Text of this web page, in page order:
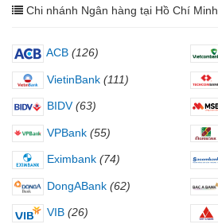
Chi nhánh Ngân hàng tại Hồ Chí Minh
ACB (126)
VietinBank (111)
BIDV (63)
VPBank (55)
Eximbank (74)
DongABank (62)
VIB (26)